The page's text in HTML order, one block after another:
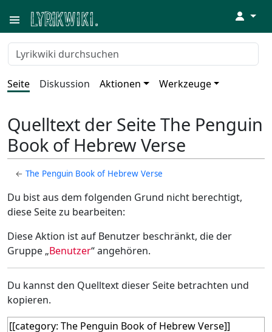
↓
Seite Diskussion Aktionen Werkzeuge
Quelltext der Seite The Penguin
Book of Hebrew Verse
←The Penguin Book of Hebrew Verse
Du bist aus dem folgenden Grund nicht berechtigt,
diese Seite zu bearbeiten:
Diese Aktion ist auf Benutzer beschränkt, die der
Gruppe „Benutzer“ angehören.
Du kannst den Quelltext dieser Seite betrachten und
kopieren.